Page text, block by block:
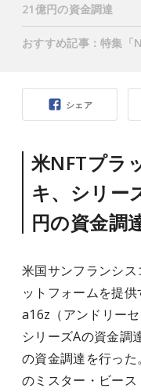
シェア
米NFTプラ
キ、シリー
円の資金調
米国サンフランシ
ットフォームを提
a16z（アンドリー
シリーズAの資金調
の資金調達を行っ
のミスター・ビー
21億円の資金調達
おすすめ記事：特集「